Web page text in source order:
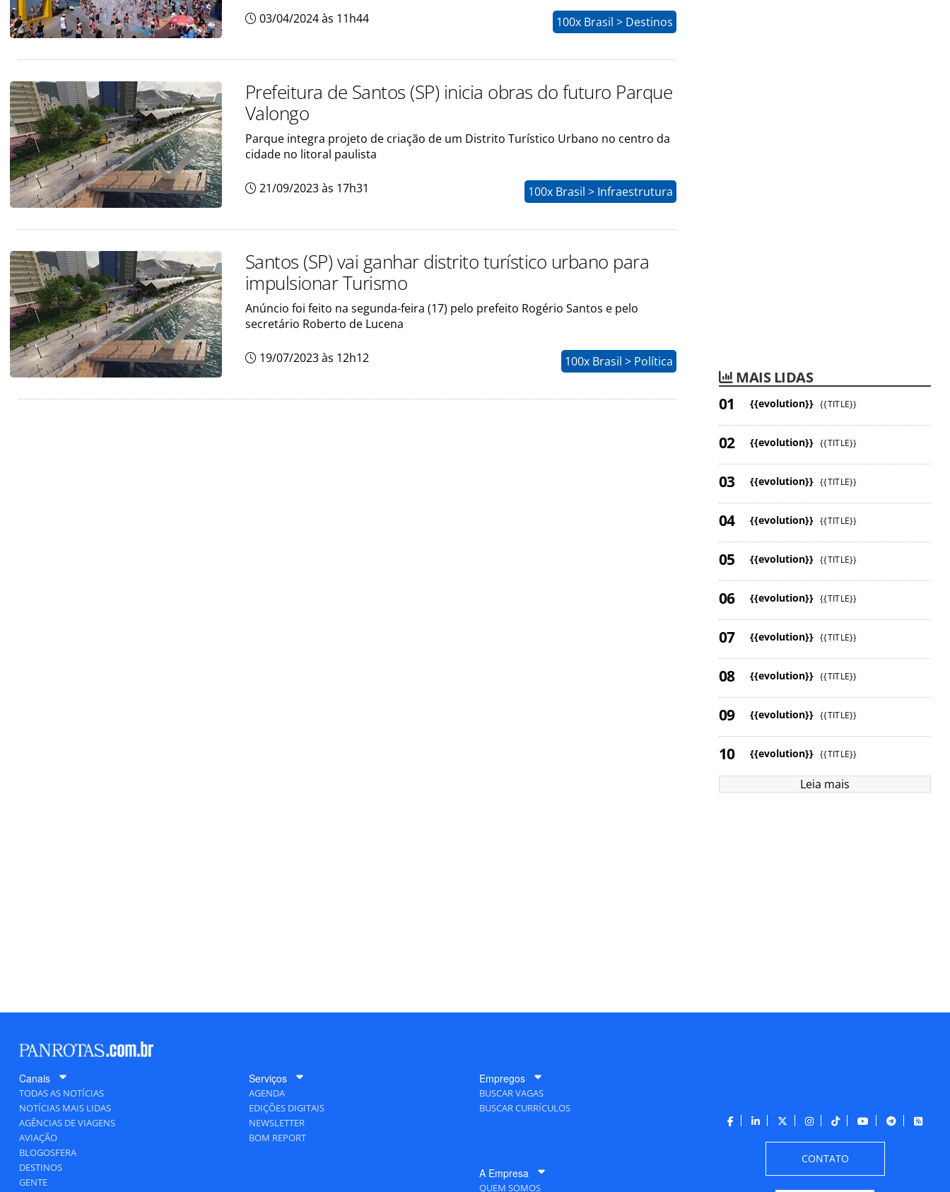
03/04/2024 às 11h44 100x Brasil > Destinos
Prefeitura de Santos (SP) inicia obras do futuro Parque
Valongo
Parque integra projeto de criação de um Distrito Turístico Urbano no centro da
cidade no litoral paulista
21/09/2023 às 17h31 100x Brasil > Infraestrutura
Santos (SP) vai ganhar distrito turístico urbano para
impulsionar Turismo
Anúncio foi feito na segunda-feira (17) pelo prefeito Rogério Santos e pelo
secretário Roberto de Lucena
19/07/2023 às 12h12 100x Brasil > Política
MAIS LIDAS
{{evolution}} {{TITLE}}
{{evolution}} {{TITLE}}
{{evolution}} {{TITLE}}
{{evolution}} {{TITLE}}
{{evolution}} {{TITLE}}
{{evolution}} {{TITLE}}
{{evolution}} {{TITLE}}
{{evolution}} {{TITLE}}
{{evolution}} {{TITLE}}
{{evolution}} {{TITLE}}
Leia mais
Canais
TODAS AS NOTÍCIAS
NOTÍCIAS MAIS LIDAS
AGÊNCIAS DE VIAGENS
AVIAÇÃO
BLOGOSFERA
DESTINOS
GENTE
Serviços
AGENDA
EDIÇÕES DIGITAIS
NEWSLETTER
BOM REPORT
Empregos
BUSCAR VAGAS
BUSCAR CURRÍCULOS
A Empresa
QUEM SOMOS
CONTATO